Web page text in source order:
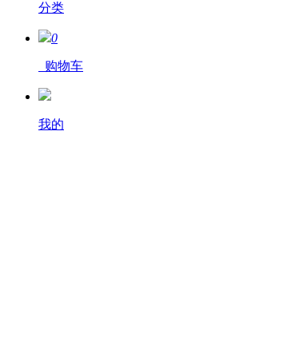
分类
0
购物车
我的